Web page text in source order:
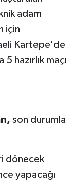
adam
için
Kartepe'de
hazırlık maçı
son durumla
dönecek
yapacağı